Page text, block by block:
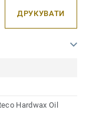
ДРУКУВАТИ
Hardwax Oil